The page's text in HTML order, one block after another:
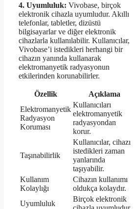
4. Uyumluluk: Vivobase, birçok
elektronik cihazla uyumludur. Akıllı
telefonlar, tabletler, dizüstü
bilgisayarlar ve diğer elektronik
cihazlarla kullanılabilir. Kullanıcılar,
Vivobase’i istedikleri herhangi bir
cihazın yanında kullanarak
elektromanyetik radyasyonun
etkilerinden korunabilirler.
Özellik
Açıklama
Elektromanyetik
Radyasyon
Koruması
Kullanıcıları
elektromanyetik
radyasyondan
korur.
Taşınabilirlik
Kullanıcılar, cihazı
istedikleri zaman
yanlarında
taşıyabilir.
Kullanım
Kolaylığı
Cihazın kullanımı
oldukça kolaydır.
Uyumluluk
Birçok elektronik